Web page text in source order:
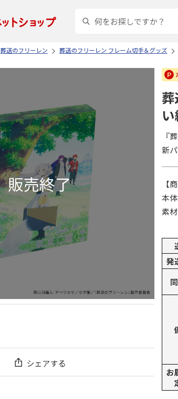
葬送のフリーレン 葬送のフリーレン フレーム切手＆グッズ
シェアする
『
新
【
本
素
発
お